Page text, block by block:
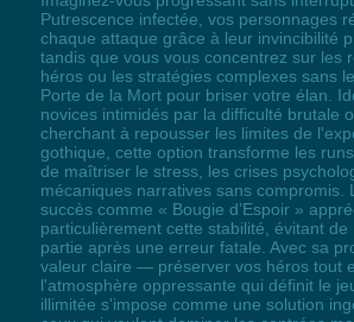
Putrescence infectée, vos personnages
chaque attaque grâce à leur invincibilité
tandis que vous vous concentrez sur les
héros ou les stratégies complexes sans
Porte de la Mort pour briser votre élan.
novices intimidés par la difficulté brutale
cherchant à repousser les limites de
gothique, cette option transforme les
de maîtriser le stress, les crises
mécaniques narratives sans compromis.
succès comme « Bougie d’Espoir »
particulièrement cette stabilité, évitant de
partie après une erreur fatale. Avec sa
valeur claire — préserver vos héros tout
l'atmosphère oppressante qui définit le
illimitée s'impose comme une solution